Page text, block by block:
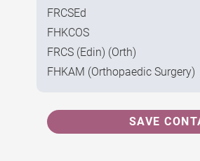
FRCSEd
FHKCOS
FRCS (Edin) (Orth)
FHKAM (Orthopaedic Surgery)
SAVE